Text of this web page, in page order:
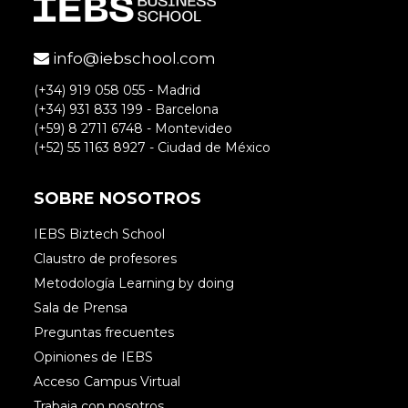
alegra saber que coincides con
Saludos.
itunes
Gracias por la información, muy
interesante
Accede para responder
info@iebschool.com
(+34) 919 058 055 - Madrid
(+34) 931 833 199 - Barcelona
(+59) 8 2711 6748 - Montevideo
(+52) 55 1163 8927 - Ciudad de México
SOBRE NOSOTROS
IEBS Biztech School
Claustro de profesores
Metodología Learning by doing
Sala de Prensa
Preguntas frecuentes
Opiniones de IEBS
Acceso Campus Virtual